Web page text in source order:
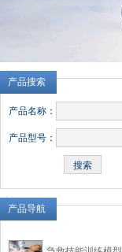
产品搜索
产品名称：
产品型号：
产品导航